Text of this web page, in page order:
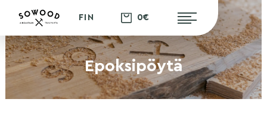
FIN 0€
Epoksipöytä